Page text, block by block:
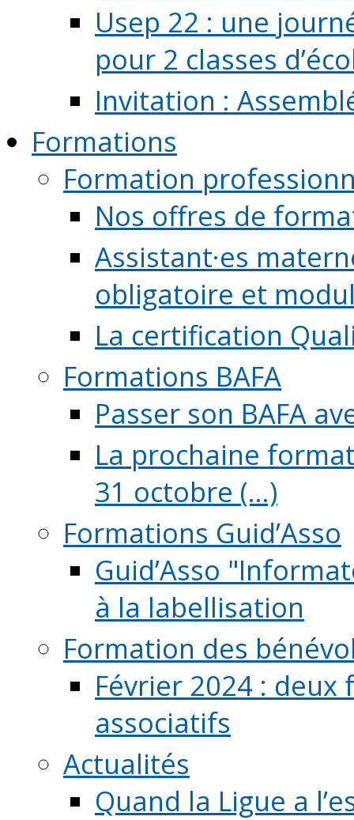
Usep 22 : une
pour 2 classes
Invitation :
Formations
Formation
Nos offres de
Assistant·es
obligatoire et
La certification
Formations BAFA
Passer son BAFA
La prochaine
31 octobre (...)
Formations Guid’Asso
Guid’Asso
à la labellisation
Formation des
Février 2024 :
associatifs
Actualités
Quand la Ligue a